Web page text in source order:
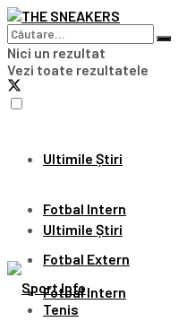
Nici un rezultat
Vezi toate rezultatele
Ultimile Știri
Fotbal Intern
Fotbal Extern
Tenis
Ultimile Știri
Fotbal Intern